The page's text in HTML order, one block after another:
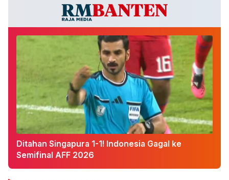
Ditahan Singapura 1-1! Indonesia Gagal ke
Semifinal AFF 2026